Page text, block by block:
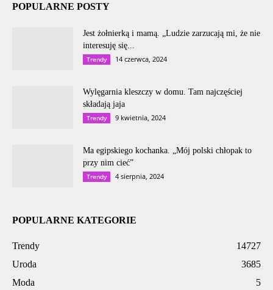
POPULARNE POSTY
Jest żołnierką i mamą. „Ludzie zarzucają mi, że nie
interesuję się...
Trendy 14 czerwca, 2024
Wylęgarnia kleszczy w domu. Tam najczęściej
składają jaja
Trendy 9 kwietnia, 2024
Ma egipskiego kochanka. „Mój polski chłopak to
przy nim cieć”
Trendy 4 sierpnia, 2024
POPULARNE KATEGORIE
Trendy
14727
Uroda
3685
Moda
5